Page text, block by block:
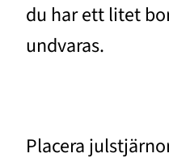
du har ett litet
undvaras.
Placera